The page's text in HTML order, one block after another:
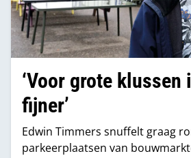
‘Voor grote klussen
fijner’
Edwin Timmers snuffelt graag
parkeerplaatsen van